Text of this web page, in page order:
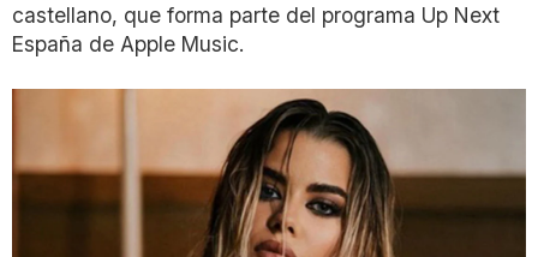
castellano, que forma parte del programa Up Next
España de Apple Music.